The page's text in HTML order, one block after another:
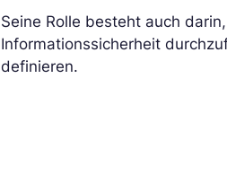
Seine Rolle besteht auch
Informationssicherheit
definieren.